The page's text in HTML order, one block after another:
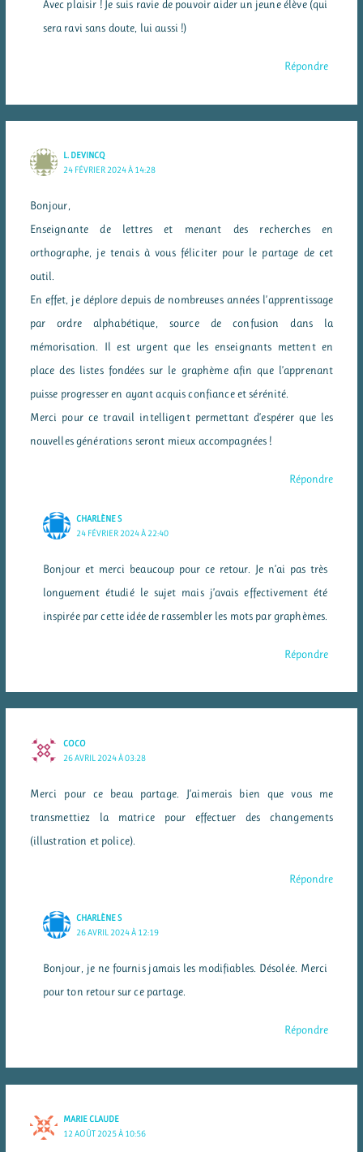
Avec plaisir ! Je suis ravie de pouvoir aider un jeune élève (qui
sera ravi sans doute, lui aussi !)
Répondre
L. DEVINCQ
24 FÉVRIER 2024 À 14:28
Bonjour,
Enseignante de lettres et menant des recherches en
orthographe, je tenais à vous féliciter pour le partage de cet
outil.
En effet, je déplore depuis de nombreuses années l’apprentissage
par ordre alphabétique, source de confusion dans la
mémorisation. Il est urgent que les enseignants mettent en
place des listes fondées sur le graphème afin que l’apprenant
puisse progresser en ayant acquis confiance et sérénité.
Merci pour ce travail intelligent permettant d’espérer que les
nouvelles générations seront mieux accompagnées !
Répondre
CHARLÈNE S
24 FÉVRIER 2024 À 22:40
Bonjour et merci beaucoup pour ce retour. Je n’ai pas très
longuement étudié le sujet mais j’avais effectivement été
inspirée par cette idée de rassembler les mots par graphèmes.
Répondre
COCO
26 AVRIL 2024 À 03:28
Merci pour ce beau partage. J’aimerais bien que vous me
transmettiez la matrice pour effectuer des changements
(illustration et police).
Répondre
CHARLÈNE S
26 AVRIL 2024 À 12:19
Bonjour, je ne fournis jamais les modifiables. Désolée. Merci
pour ton retour sur ce partage.
Répondre
MARIE CLAUDE
12 AOÛT 2025 À 10:56